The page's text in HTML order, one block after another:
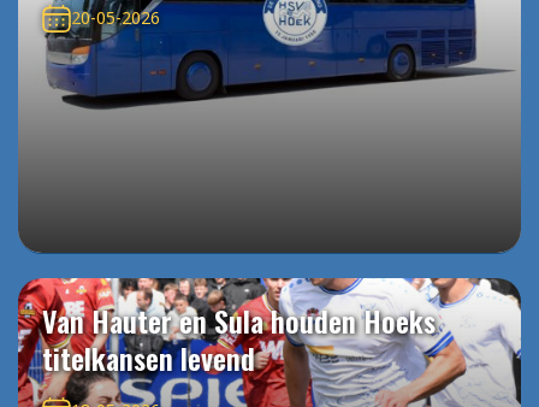
20-05-2026
Van Hauter en Sula houden Hoeks
titelkansen levend